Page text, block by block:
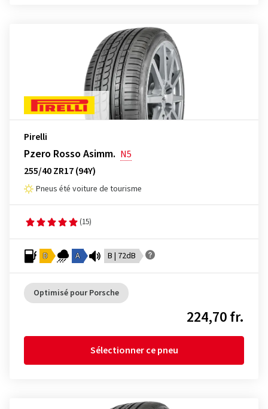
Pirelli
Pzero Rosso Asimm. N5
255/40 ZR17 (94Y)
Pneus été voiture de tourisme
(15)
D A B | 72dB
Optimisé pour Porsche
224,70 fr.
Sélectionner ce pneu